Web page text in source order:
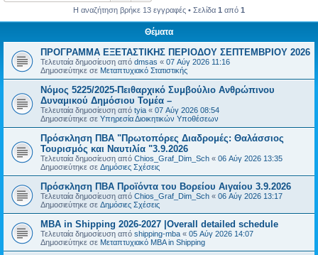
Η αναζήτηση βρήκε 13 εγγραφές • Σελίδα 1 από 1
Θέματα
ΠΡΟΓΡΑΜΜΑ ΕΞΕΤΑΣΤΙΚΗΣ ΠΕΡΙΟΔΟΥ ΣΕΠΤΕΜΒΡΙΟΥ 2026
Τελευταία δημοσίευση από dmsas « 07 Αύγ 2026 11:16
Δημοσιεύτηκε σε Μεταπτυχιακό Στατιστικής
Νόμος 5225/2025-Πειθαρχικό Συμβούλιο Ανθρώπινου
Δυναμικού Δημόσιου Τομέα –
Τελευταία δημοσίευση από tyia « 07 Αύγ 2026 08:54
Δημοσιεύτηκε σε Υπηρεσία Διοικητικών Υποθέσεων
Πρόσκληση ΠΒΑ "Πρωτοπόρες Διαδρομές: Θαλάσσιος
Τουρισμός και Ναυτιλία "3.9.2026
Τελευταία δημοσίευση από Chios_Graf_Dim_Sch « 06 Αύγ 2026 13:35
Δημοσιεύτηκε σε Δημόσιες Σχέσεις
Πρόσκληση ΠΒΑ Προϊόντα του Βορείου Αιγαίου 3.9.2026
Τελευταία δημοσίευση από Chios_Graf_Dim_Sch « 06 Αύγ 2026 13:17
Δημοσιεύτηκε σε Δημόσιες Σχέσεις
MBA in Shipping 2026-2027 |Overall detailed schedule
Τελευταία δημοσίευση από shipping-mba « 05 Αύγ 2026 14:07
Δημοσιεύτηκε σε Μεταπτυχιακό MBA in Shipping